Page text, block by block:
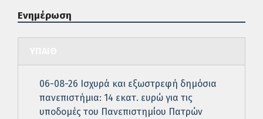
Ενημέρωση
06-08-26 Ισχυρά και εξωστρεφή δημόσια
πανεπιστήμια: 14 εκατ. ευρώ για τις
υποδομές του Πανεπιστημίου Πατρών